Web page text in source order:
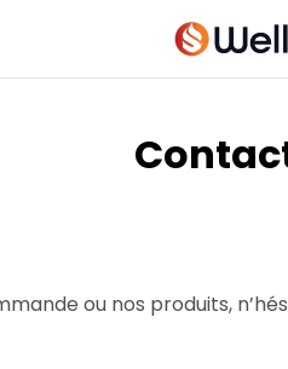
ou nos produits,